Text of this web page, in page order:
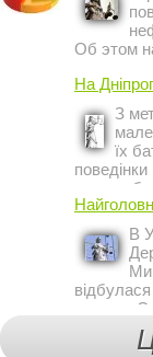
Об этом
Киеве
Украине
На
З
їх
пору
ДАІ з
Кривий
В
на тему
участю, з
пішоходів.